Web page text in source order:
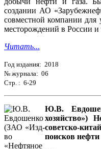
создании АО
совместной компании для
месторождений в России и
Читать...
Год издания: 2018
№ журнала: 06
Стр. : 6-29
Ю.В.
хозяйство»)
советско-
поисков нефти